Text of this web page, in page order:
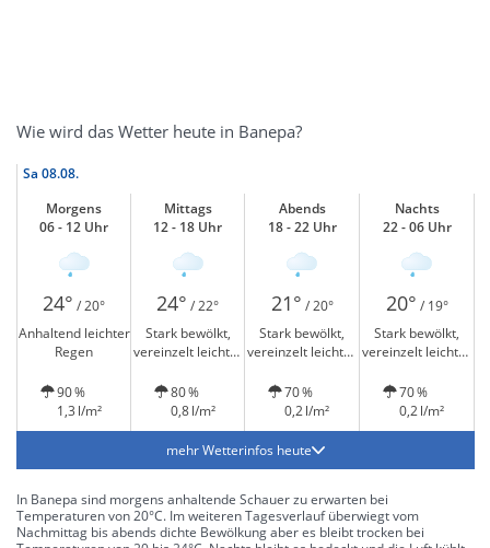
Wie wird das Wetter heute in Banepa?
Sa 08.08.
Morgens
06 - 12 Uhr
Mittags
12 - 18 Uhr
Abends
18 - 22 Uhr
Nachts
22 - 06 Uhr
24° / 20° 24° / 22° 21° / 20° 20° / 19°
Anhaltend leichter
Regen
Stark bewölkt,
vereinzelt leichter
Stark bewölkt,
vereinzelt leichter
Stark bewölkt,
vereinzelt leichter
90 %
1,3 l/m²
80 %
0,8 l/m²
70 %
0,2 l/m²
70 %
0,2 l/m²
mehr Wetterinfos heute
In Banepa sind morgens anhaltende Schauer zu erwarten bei
Temperaturen von 20°C. Im weiteren Tagesverlauf überwiegt vom
Nachmittag bis abends dichte Bewölkung aber es bleibt trocken bei